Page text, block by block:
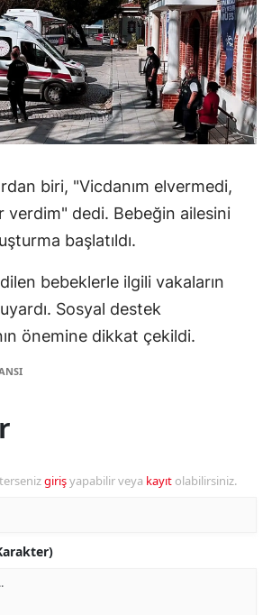
biri, "Vicdanım elvermedi,
verdim" dedi. Bebeğin ailesini
başlatıldı.
bebeklerle ilgili vakaların
Sosyal destek
önemine dikkat çekildi.
girişyapabilir veya kayıt olabilirsiniz.